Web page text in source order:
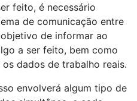
feito, é necessário
de comunicação entre
de informar ao
a ser feito, bem como
dados de trabalho reais.
envolverá algum tipo de